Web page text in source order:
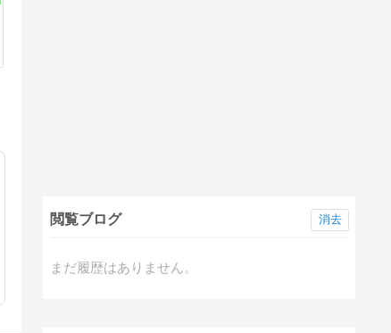
閲覧ブログ
まだ履歴はありません。
消去